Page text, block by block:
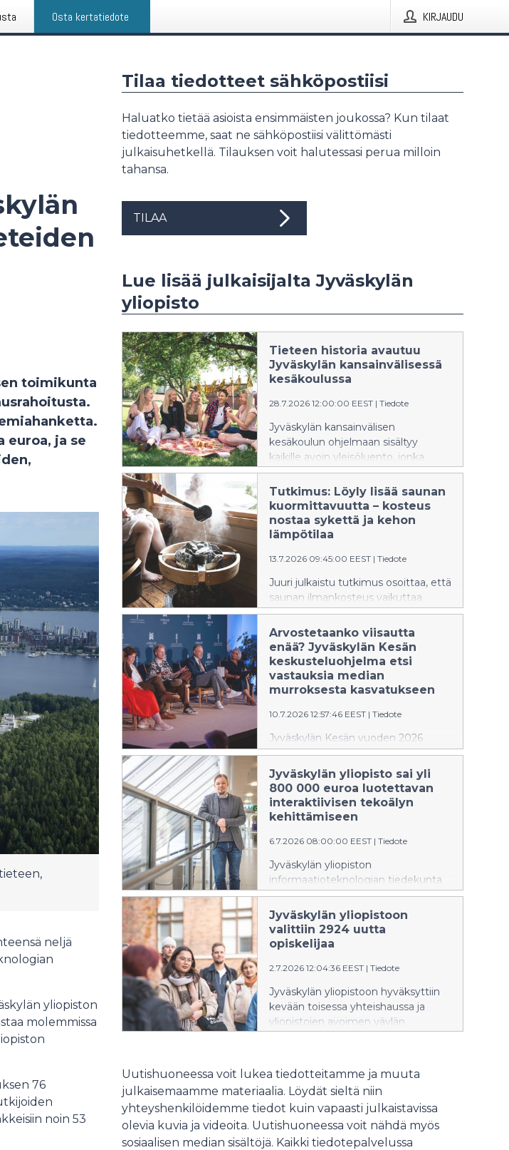
Osta kertatiedote KIRJAUDU
toimikunta
euroa, ja se
neljä
yliopiston
molemmissa
76
noin 53
Tilaa tiedotteet sähköpostiisi
Haluatko tietää asioista ensimmäisten joukossa? Kun tilaat
tiedotteemme, saat ne sähköpostiisi välittömästi
julkaisuhetkellä. Tilauksen voit halutessasi perua milloin
tahansa.
TILAA
Lue lisää julkaisijalta Jyväskylän
yliopisto
Tieteen historia avautuu
Jyväskylän kansainvälisessä
kesäkoulussa
28.7.2026 12:00:00 EEST | Tiedote
Jyväskylän kansainvälisen
kesäkoulun ohjelmaan sisältyy
kaikille avoin yleisöluento, jonka
aiheena on uuden fysiikan synnyn
yhteydet Weimarin tasavallan
kulttuurielämään. Luennoitsijana
toimii professori Ismo Koponen
Helsingin yliopistosta.
Tutkimus: Löyly lisää saunan
kuormittavuutta – kosteus
nostaa sykettä ja kehon
lämpötilaa
13.7.2026 09:45:00 EEST | Tiedote
Juuri julkaistu tutkimus osoittaa, että
saunan ilmankosteus vaikuttaa
merkittävästi elimistön
kuormittumiseen lämpötilan lisäksi.
Mitä kosteampi sauna on, sitä
voimakkaammin syke ja kehon
lämpötila nousevat.
Arvostetaanko viisautta
enää? Jyväskylän Kesän
keskusteluohjelma etsi
vastauksia median
murroksesta kasvatukseen
10.7.2026 12:57:46 EEST | Tiedote
Jyväskylän Kesän vuoden 2026
keskusteluohjelma tarkasteli yhtä
vanhimmista ja samalla
ajankohtaisimmista ihanteista:
viisautta. Viiden päivän aikana
keskusteluissa kysyttiin, miltä viisaus
kilpaillaan ennennäkemättömällä
voimalla, tekoäly muuttaa
ajatteluamme ja yhteiskunnallinen
keskustelu hakee uusia muotojaan.
Jyväskylän yliopisto sai yli
800 000 euroa luotettavan
interaktiivisen tekoälyn
kehittämiseen
6.7.2026 08:00:00 EEST | Tiedote
Jyväskylän yliopiston
informaatioteknologian tiedekunta
on saanut Business Finlandilta 822
000 euron rahoituksen
interaktiivisen tekoälyn
kehittämiseen. Hankkeessa luodaan
ihmisten kanssa yhteistyöhön
kykeneviä tekoälyjärjestelmiä sekä
valmistellaan teknologiaa
kaupalliseen käyttöön.
Jyväskylän yliopistoon
valittiin 2924 uutta
opiskelijaa
2.7.2026 12:04:36 EEST | Tiedote
Jyväskylän yliopistoon hyväksyttiin
kevään toisessa yhteishaussa ja
yliopistojen avoimen väylän
lopulla uusien opiskelijoiden
orientaation merkeissä.
Onnittelemme kaikkia valittuja!
Uutishuoneessa voit lukea tiedotteitamme ja muuta
julkaisemaamme materiaalia. Löydät sieltä niin
yhteyshenkilöidemme tiedot kuin vapaasti julkaistavissa
olevia kuvia ja videoita. Uutishuoneessa voit nähdä myös
sosiaalisen median sisältöjä. Kaikki tiedotepalvelussa